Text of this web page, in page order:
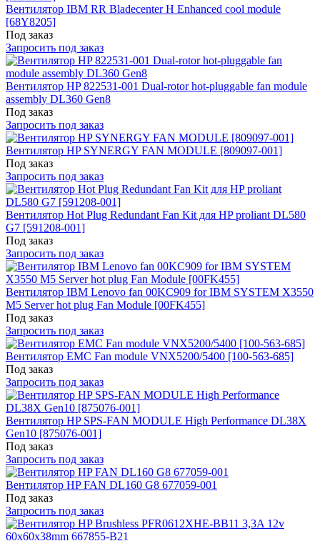
Вентилятор IBM RR Bladecenter H Enhanced cool module
[68Y8205]
Под заказ
Запросить под заказ
Вентилятор HP 822531-001 Dual-rotor hot-pluggable fan module
assembly DL360 Gen8
Под заказ
Запросить под заказ
Вентилятор HP SYNERGY FAN MODULE [809097-001]
Под заказ
Запросить под заказ
Вентилятор Hot Plug Redundant Fan Kit для HP proliant DL580
G7 [591208-001]
Под заказ
Запросить под заказ
Вентилятор IBM Lenovo fan 00KC909 for IBM SYSTEM X3550
M5 Server hot plug Fan Module [00FK455]
Под заказ
Запросить под заказ
Вентилятор EMC Fan module VNX5200/5400 [100-563-685]
Под заказ
Запросить под заказ
Вентилятор HP SPS-FAN MODULE High Performance DL38X
Gen10 [875076-001]
Под заказ
Запросить под заказ
Вентилятор HP FAN DL160 G8 677059-001
Под заказ
Запросить под заказ